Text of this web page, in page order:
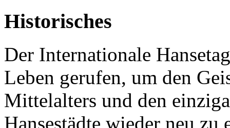
Historisches
Der Internationale
Leben gerufen, um den
Mittelalters und den
Hansestädte wieder neu